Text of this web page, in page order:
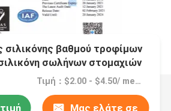
σιλικόνης βαθμού τροφίμων
σωλήνων στομαχιών
Τιμή：$2.00 - $4.50/ meter |1000 meter/meters(Min. order)
Μας ελάτε σε